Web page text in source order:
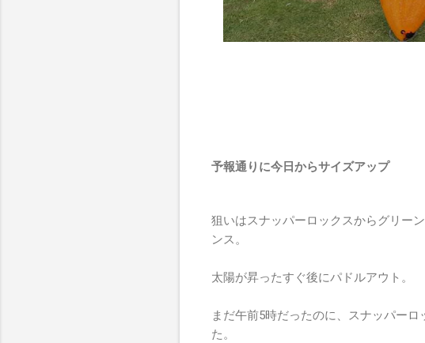
予報通りに今日からサイズアップ
狙いはスナッパーロックスからグリー
ンス。
太陽が昇ったすぐ後にパドルアウト。
まだ午前5時だったのに、スナッパー
た。